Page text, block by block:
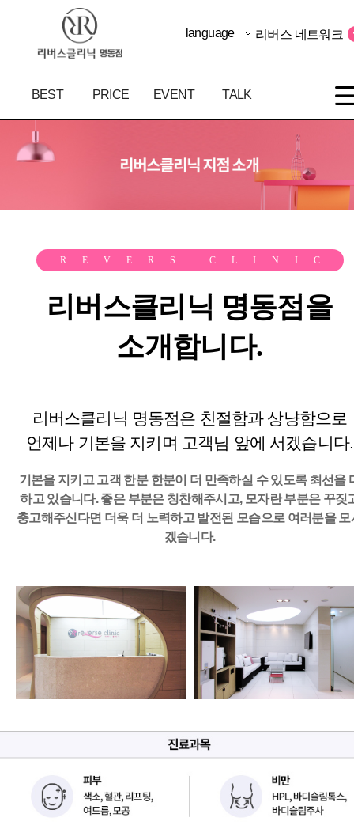
BEST PRICE EVENT TALK
language 리버스 네트워크
REVERS CLINIC
리버스클리닉 명동점을
소개합니다.
리버스클리닉 명동점은 친절함과 상냥함으로
언제나 기본을 지키며 고객님 앞에 서겠습니다.
기본을 지키고 고객 한분 한분이 더 만족하실 수 있도록 최선을
하고 있습니다.좋은 부분은 칭찬해주시고, 모자란 부분은 꾸짖
충고해주신다면 더욱 더 노력하고 발전된 모습으로 여러분을 모
겠습니다.